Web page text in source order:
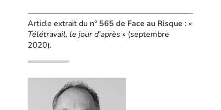
Article extrait du n° 565 de Face au Risque : «
Télétravail, le jour d’après » (septembre
2020).